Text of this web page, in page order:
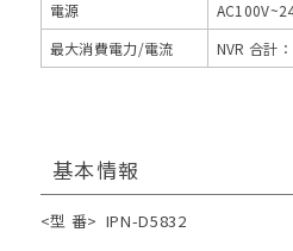
電源
最大消費電力/電流
NVR 合計
基本情報
<型 番> IPN-D5832